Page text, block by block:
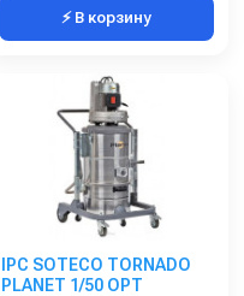
⚡ В корзину
IPC SOTECO TORNADO
PLANET 1/50 OPT